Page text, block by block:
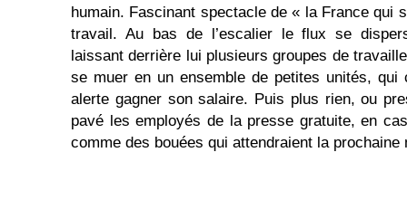
humain. Fascinant spectacle de « la France qui
travail. Au bas de l’escalier le flux se
laissant derrière lui plusieurs groupes de
se muer en un ensemble de petites unités, qui
alerte gagner son salaire. Puis plus rien, ou
pavé les employés de la presse gratuite, en
comme des bouées qui attendraient la prochaine